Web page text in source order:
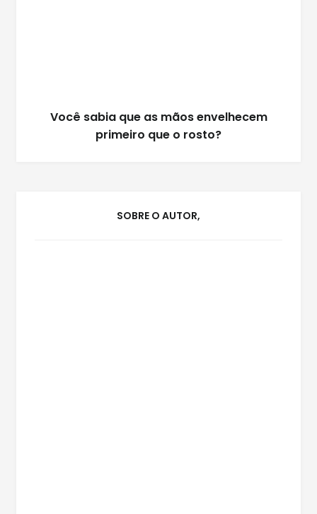
Você sabia que as mãos envelhecem
primeiro que o rosto?
SOBRE O AUTOR,